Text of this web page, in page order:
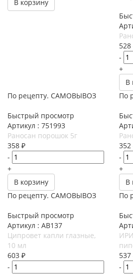
В корзину
528
-
+
В
По рецепту. САМОВЫВОЗ
Быстрый просмотр
Артикул : 751993
Раносан порошок 5г
358 ₽
-
+
В корзину
По
352
-
+
В
По рецепту. САМОВЫВОЗ
Быстрый просмотр
Артикул : АВ137
Ципровет капли глазные,
10 мл
603 ₽
-
По
537
-